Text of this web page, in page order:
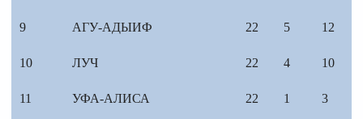
9 АГУ-АДЫИФ 22 5 12
10 ЛУЧ 22 4 10
11 УФА-АЛИСА 22 1 3